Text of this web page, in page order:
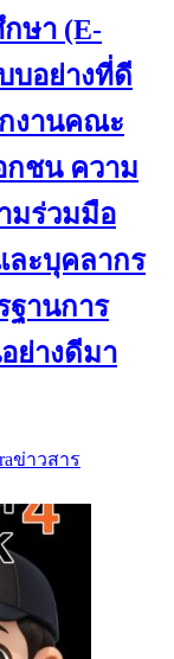
ษา (E-
บอย่างที่ดี
งานคณะ
กชน ความ
มร่วมมือ
ละบุคลากร
านการ
ย่างดีมา
ข่าวสาร